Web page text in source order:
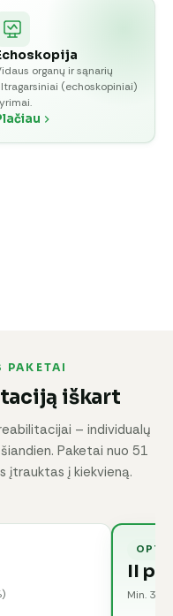
organų ir sąnarių
(echoskopiniai)
PAKETAI
iškart
– individualų
Paketai nuo 51
įtrauktas į kiekvieną.
II
Min. 3